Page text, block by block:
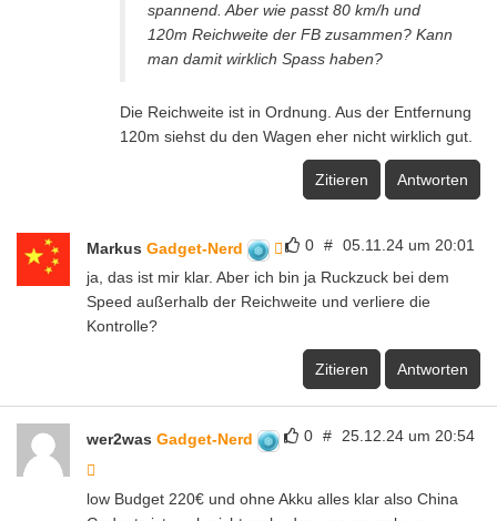
spannend. Aber wie passt 80 km/h und
120m Reichweite der FB zusammen? Kann
man damit wirklich Spass haben?
Die Reichweite ist in Ordnung. Aus der Entfernung
120m siehst du den Wagen eher nicht wirklich gut.
Zitieren Antworten
0 # 05.11.24 um 20:01
Markus Gadget-Nerd
ja, das ist mir klar. Aber ich bin ja Ruckzuck bei dem
Speed außerhalb der Reichweite und verliere die
Kontrolle?
Zitieren Antworten
0 # 25.12.24 um 20:54
wer2was Gadget-Nerd
low Budget 220€ und ohne Akku alles klar also China